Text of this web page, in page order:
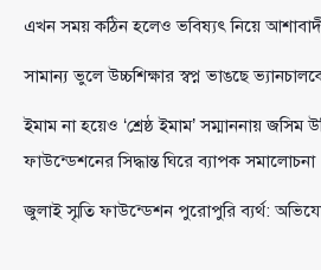
এখন সময় কঠিন হলেও ভবিষ্যৎ নিয়ে
সামান্য ভুলে উচ্চশিক্ষার স্বপ্ন ভাঙছে
ইমাম না হয়েও ‘শ্রেষ্ঠ ইমাম’ সম্মাননায় জসিম
ফাউন্ডেশনের সিদ্ধান্ত ঘিরে ব্যাপক সমালোচনা
জুলাই স্মৃতি ফাউন্ডেশন পুরোপুরি ব্যর্থ: